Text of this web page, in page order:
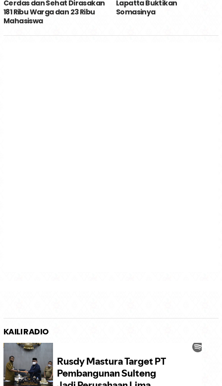
Cerdas dan Sehat Dirasakan
181 Ribu Warga dan 23 Ribu
Mahasiswa
Lapatta Buktikan
Somasinya
KAILI RADIO